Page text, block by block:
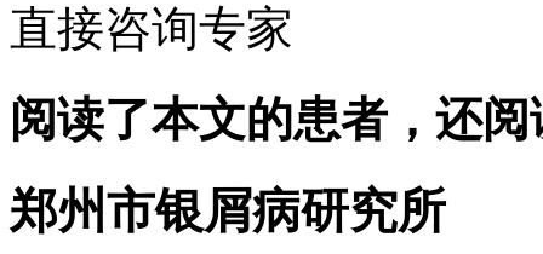
直接咨询专家
阅读了本文的患者，还
郑州市银屑病研究所